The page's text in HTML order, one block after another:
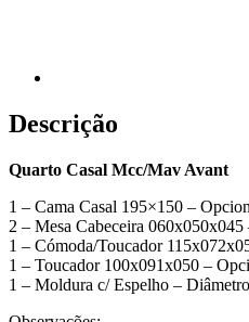
Descrição
Quarto Casal Mcc/Mav Avant
1 – Cama Casal 195×150 –
2 – Mesa Cabeceira
1 – Cómoda/Toucador
1 – Toucador 100x091x050 –
1 – Moldura c/ Espelho –